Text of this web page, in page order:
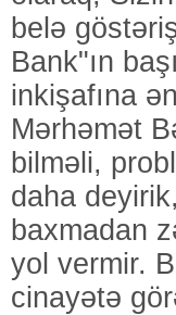
belə
Bank"ın
inkişafına
Mərhəmət
bilməli,
daha
baxmadan
yol vermir.
cinayətə